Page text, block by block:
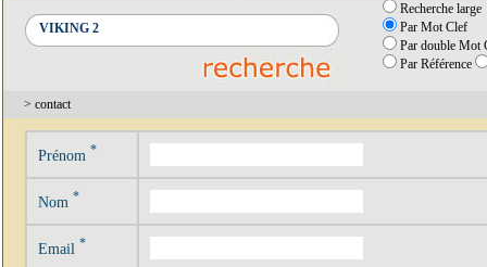
Recherche large
Par Mot Clef
Par double Mot
Par Référence
> contact
Prénom *
Nom *
Email *